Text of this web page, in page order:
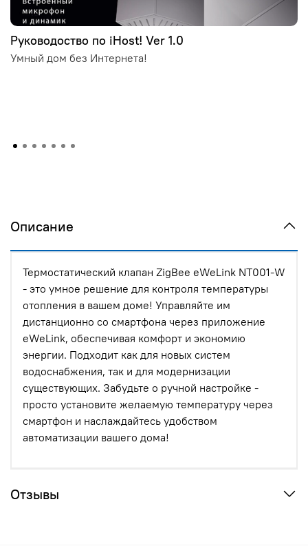
Руководоство по iHost! Ver 1.0
Умный дом без Интернета!
Описание
Термостатический клапан ZigBee eWeLink NT001-W
- это умное решение для контроля температуры
отопления в вашем доме! Управляйте им
дистанционно со смартфона через приложение
eWeLink, обеспечивая комфорт и экономию
энергии. Подходит как для новых систем
водоснабжения, так и для модернизации
существующих. Забудьте о ручной настройке -
просто установите желаемую температуру через
смартфон и наслаждайтесь удобством
автоматизации вашего дома!
Отзывы